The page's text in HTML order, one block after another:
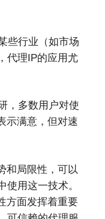
些行业（如市场
代理IP的应用尤
，多数用户对使
示满意，但对速
和局限性，可以
用这一技术。
方面发挥着重要